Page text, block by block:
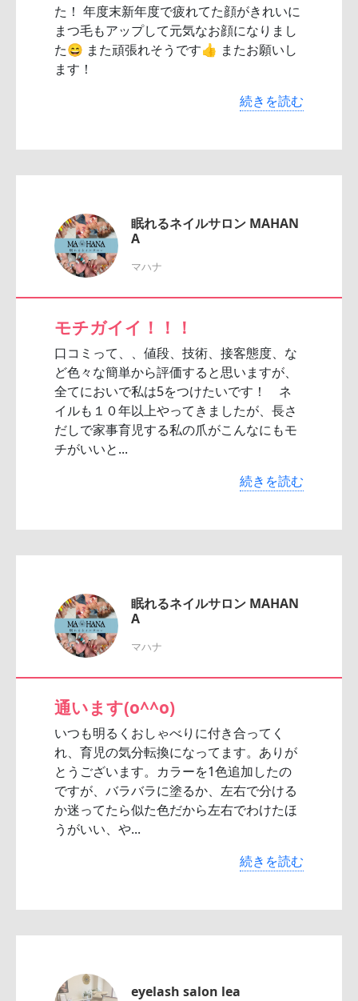
た！ 年度末新年度で疲れてた顔がきれいに
まつ毛もアップして元気なお顔になりまし
た😄 また頑張れそうです👍 またお願いし
ます！
続きを読む
眠れるネイルサロン MAHAN
A
マハナ
モチガイイ！！！
口コミって、、値段、技術、接客態度、な
ど色々な簡単から評価すると思いますが、
全てにおいで私は5をつけたいです！ ネ
イルも１０年以上やってきましたが、長さ
だしで家事育児する私の爪がこんなにもモ
チがいいと...
続きを読む
眠れるネイルサロン MAHAN
A
マハナ
通います(o^^o)
いつも明るくおしゃべりに付き合ってく
れ、育児の気分転換になってます。ありが
とうございます。カラーを1色追加したの
ですが、バラバラに塗るか、左右で分ける
か迷ってたら似た色だから左右でわけたほ
うがいい、や...
続きを読む
eyelash salon lea